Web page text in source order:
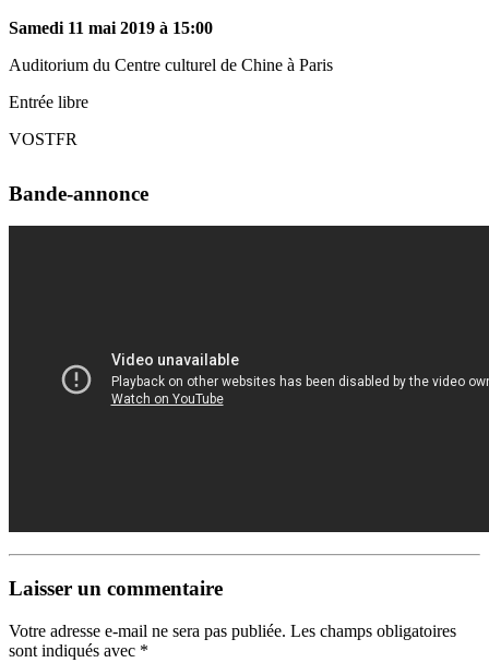
Samedi 11 mai 2019 à 15:00
Auditorium du Centre culturel de Chine à Paris
Entrée libre
VOSTFR
Bande-annonce
Laisser un commentaire
Votre adresse e-mail ne sera pas publiée. Les champs obligatoires
sont indiqués avec *